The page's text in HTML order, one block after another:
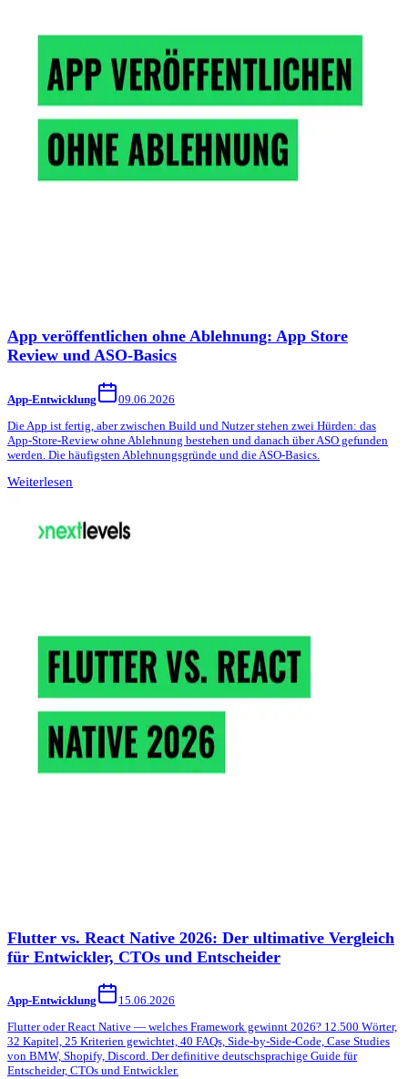
App veröffentlichen ohne Ablehnung: App Store
Review und ASO-Basics
App-Entwicklung
09.06.2026
Die App ist fertig, aber zwischen Build und Nutzer stehen zwei Hürden: das
App-Store-Review ohne Ablehnung bestehen und danach über ASO gefunden
werden. Die häufigsten Ablehnungsgründe und die ASO-Basics.
Weiterlesen
Flutter vs. React Native 2026: Der ultimative Vergleich
für Entwickler, CTOs und Entscheider
App-Entwicklung
15.06.2026
Flutter oder React Native — welches Framework gewinnt 2026? 12.500 Wörter,
32 Kapitel, 25 Kriterien gewichtet, 40 FAQs, Side-by-Side-Code, Case Studies
von BMW, Shopify, Discord. Der definitive deutschsprachige Guide für
Entscheider, CTOs und Entwickler.